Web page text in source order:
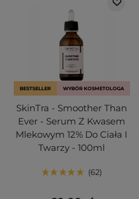
BESTSELLER WYBÓR KOSMETOLOGA
SkinTra - Smoother Than
Ever - Serum Z Kwasem
Mlekowym 12% Do Ciała I
Twarzy - 100ml
62